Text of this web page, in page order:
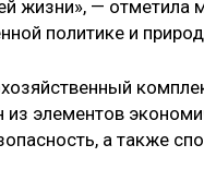
жизни», — отметила
политике и
из элементов
а также